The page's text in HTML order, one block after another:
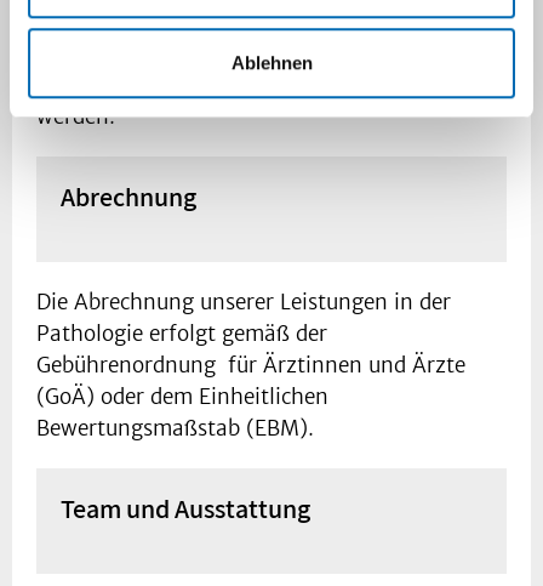
Ablehnen
zusammen.
Die Liste unserer Konsilpartnerinnen und
werden.
Abrechnung
Die Abrechnung unserer Leistungen in der
Pathologie erfolgt gemäß der
Gebührenordnung für Ärztinnen und Ärzte
(GoÄ) oder dem Einheitlichen
Bewertungsmaßstab (EBM).
Team und Ausstattung